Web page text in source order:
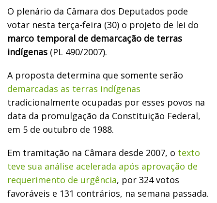
O plenário da Câmara dos Deputados pode
votar nesta terça-feira (30) o projeto de lei do
marco temporal de demarcação de terras
indígenas (PL 490/2007).
A proposta determina que somente serão
demarcadas as terras indígenas
tradicionalmente ocupadas por esses povos na
data da promulgação da Constituição Federal,
em 5 de outubro de 1988.
Em tramitação na Câmara desde 2007, o texto
teve sua análise acelerada após aprovação de
requerimento de urgência, por 324 votos
favoráveis e 131 contrários, na semana passada.